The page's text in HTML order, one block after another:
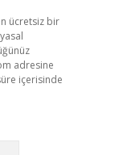
ücretsiz bir
adresine
içerisinde